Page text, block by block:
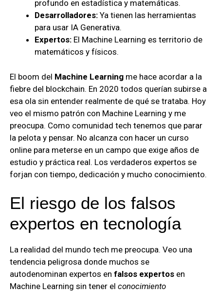
profundo en estadística y matemáticas.
Desarrolladores: Ya tienen las herramientas
para usar IA Generativa.
Expertos: El Machine Learning es territorio de
matemáticos y físicos.
El boom del Machine Learning me hace acordar a la
fiebre del blockchain. En 2020 todos querían subirse a
esa ola sin entender realmente de qué se trataba. Hoy
veo el mismo patrón con Machine Learning y me
preocupa. Como comunidad tech tenemos que parar
la pelota y pensar. No alcanza con hacer un curso
online para meterse en un campo que exige años de
estudio y práctica real. Los verdaderos expertos se
forjan con tiempo, dedicación y mucho conocimiento.
El riesgo de los falsos
expertos en tecnología
La realidad del mundo tech me preocupa. Veo una
tendencia peligrosa donde muchos se
autodenominan expertos en falsos expertos en
Machine Learning sin tener el conocimiento